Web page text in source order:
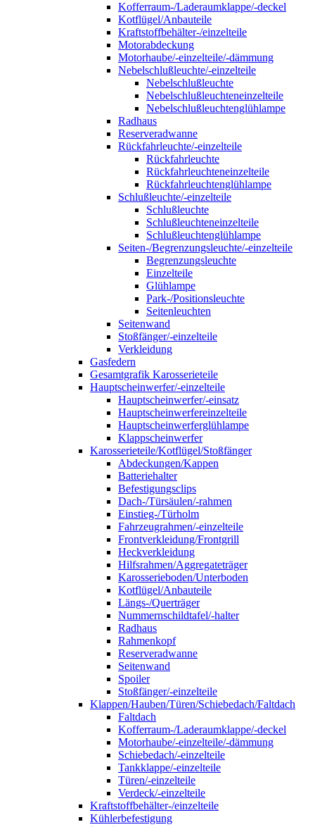
Kofferraum-/Laderaumklappe/-deckel
Kotflügel/Anbauteile
Kraftstoffbehälter-/einzelteile
Motorabdeckung
Motorhaube/-einzelteile/-dämmung
Nebelschlußleuchte/-einzelteile
Nebelschlußleuchte
Nebelschlußleuchteneinzelteile
Nebelschlußleuchtenglühlampe
Radhaus
Reserveradwanne
Rückfahrleuchte/-einzelteile
Rückfahrleuchte
Rückfahrleuchteneinzelteile
Rückfahrleuchtenglühlampe
Schlußleuchte/-einzelteile
Schlußleuchte
Schlußleuchteneinzelteile
Schlußleuchtenglühlampe
Seiten-/Begrenzungsleuchte/-einzelteile
Begrenzungsleuchte
Einzelteile
Glühlampe
Park-/Positionsleuchte
Seitenleuchten
Seitenwand
Stoßfänger/-einzelteile
Verkleidung
Gasfedern
Gesamtgrafik Karosserieteile
Hauptscheinwerfer/-einzelteile
Hauptscheinwerfer/-einsatz
Hauptscheinwerfereinzelteile
Hauptscheinwerferglühlampe
Klappscheinwerfer
Karosserieteile/Kotflügel/Stoßfänger
Abdeckungen/Kappen
Batteriehalter
Befestigungsclips
Dach-/Türsäulen/-rahmen
Einstieg-/Türholm
Fahrzeugrahmen/-einzelteile
Frontverkleidung/Frontgrill
Heckverkleidung
Hilfsrahmen/Aggregateträger
Karosserieboden/Unterboden
Kotflügel/Anbauteile
Längs-/Querträger
Nummernschildtafel/-halter
Radhaus
Rahmenkopf
Reserveradwanne
Seitenwand
Spoiler
Stoßfänger/-einzelteile
Klappen/Hauben/Türen/Schiebedach/Faltdach
Faltdach
Kofferraum-/Laderaumklappe/-deckel
Motorhaube/-einzelteile/-dämmung
Schiebedach/-einzelteile
Tankklappe/-einzelteile
Türen/-einzelteile
Verdeck/-einzelteile
Kraftstoffbehälter-/einzelteile
Kühlerbefestigung